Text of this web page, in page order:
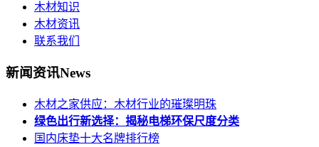
木材知识
木材资讯
联系我们
新闻资讯News
木材之家供应：木材行业的璀璨明珠
绿色出行新选择：揭秘电梯环保尺度分类
国内床垫十大名牌排行榜